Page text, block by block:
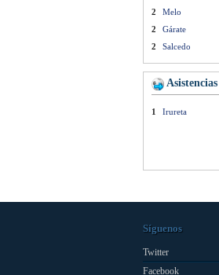
2
Melo
2
Gárate
2
Salcedo
Asistencias
1 Irureta
Síguenos
Twitter
Facebook